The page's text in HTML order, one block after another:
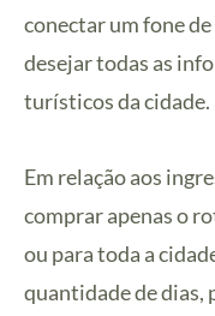
conectar um fone
desejar todas as
turísticos da cidade.
Em relação aos
comprar apenas o
ou para toda a
quantidade de dias,